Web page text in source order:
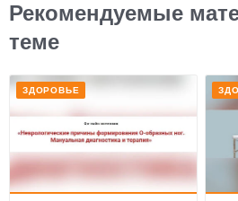
Рекомендуемые
теме
ЗДОРОВЬЕ